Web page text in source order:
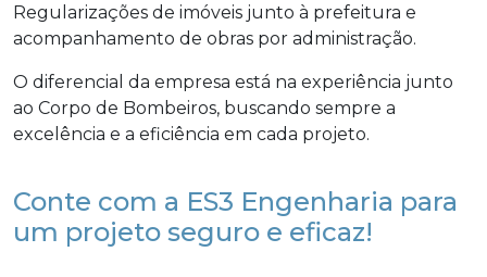
Regularizações de imóveis junto à prefeitura e
acompanhamento de obras por administração.
O diferencial da empresa está na experiência junto
ao Corpo de Bombeiros, buscando sempre a
excelência e a eficiência em cada projeto.
Conte com a ES3 Engenharia para
um projeto seguro e eficaz!